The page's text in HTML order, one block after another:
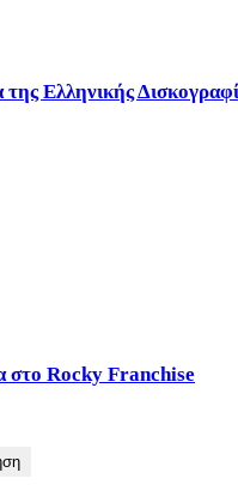
Ελληνικής
στο Rocky Franchise